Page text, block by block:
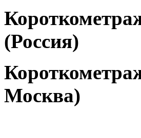
(Россия)
Москва)